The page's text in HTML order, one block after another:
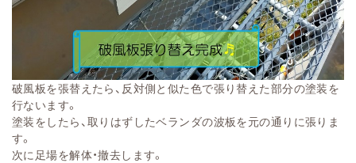
破風板を張替えたら、反対側と似た色で張り替えた部分の塗装を
行ないます。
塗装をしたら、取りはずしたベランダの波板を元の通りに張りま
す。
次に足場を解体・撤去します。